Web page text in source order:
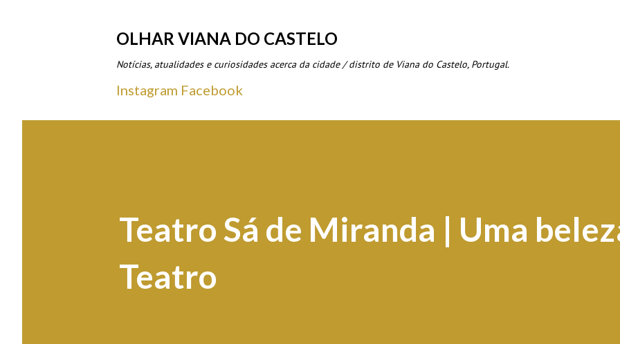
OLHAR VIANA DO CASTELO
Notícias, atualidades e curiosidades acerca da cidade / distrito de Viana do Castelo, Portugal.
Instagram Facebook
Teatro Sá de Miranda | Uma
Teatro